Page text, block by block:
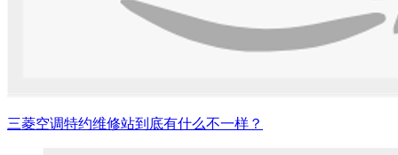
三菱空调特约维修站到底有什么不一样？